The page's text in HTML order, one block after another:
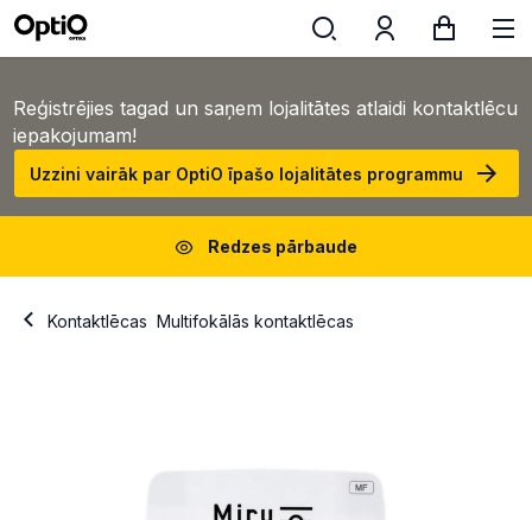
Reģistrējies tagad un saņem lojalitātes atlaidi kontaktlēcu
iepakojumam!
Uzzini vairāk par OptiO īpašo lojalitātes programmu
Redzes pārbaude
Kontaktlēcas Multifokālās kontaktlēcas